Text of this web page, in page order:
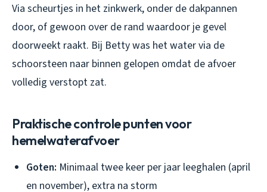
Via scheurtjes in het zinkwerk, onder de dakpannen
door, of gewoon over de rand waardoor je gevel
doorweekt raakt. Bij Betty was het water via de
schoorsteen naar binnen gelopen omdat de afvoer
volledig verstopt zat.
Praktische controle punten voor
hemelwaterafvoer
Goten: Minimaal twee keer per jaar leeghalen (april
en november), extra na storm